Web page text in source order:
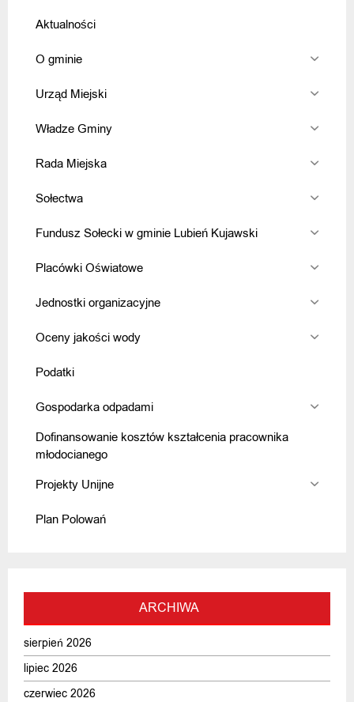
Aktualności
O gminie
Urząd Miejski
Władze Gminy
Rada Miejska
Sołectwa
Fundusz Sołecki w gminie Lubień Kujawski
Placówki Oświatowe
Jednostki organizacyjne
Oceny jakości wody
Podatki
Gospodarka odpadami
Dofinansowanie kosztów kształcenia pracownika
młodocianego
Projekty Unijne
Plan Polowań
ARCHIWA
sierpień 2026
lipiec 2026
czerwiec 2026